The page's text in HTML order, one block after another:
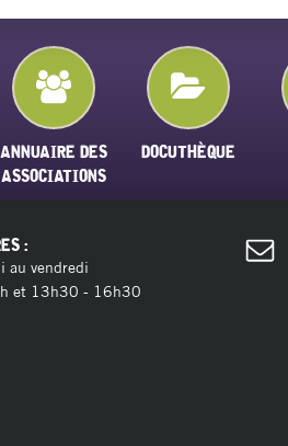
ANNUAIRE DES
ASSOCIATIONS
DOCUTHÈQUE
:
au vendredi
et 13h30 - 16h30